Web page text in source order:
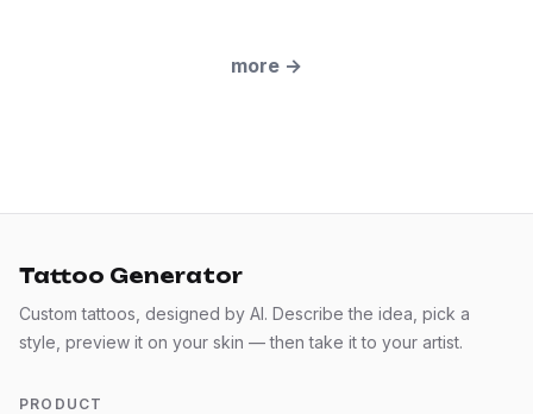
more →
Tattoo Generator
Custom tattoos, designed by AI. Describe the idea, pick a
style, preview it on your skin — then take it to your artist.
PRODUCT